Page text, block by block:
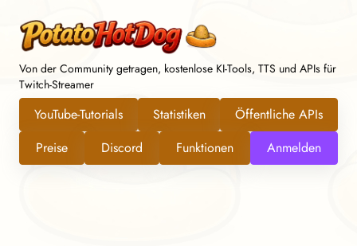
Von der Community getragen, kostenlose KI-Tools, TTS und APIs für
Twitch-Streamer
YouTube-Tutorials Statistiken
Öffentliche APIs
Preise
Discord Funktionen Anmelden